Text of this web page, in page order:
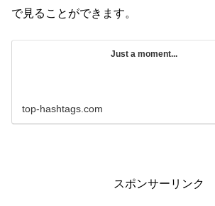
で見ることができます。
Just a moment...
top-hashtags.com
スポンサーリンク